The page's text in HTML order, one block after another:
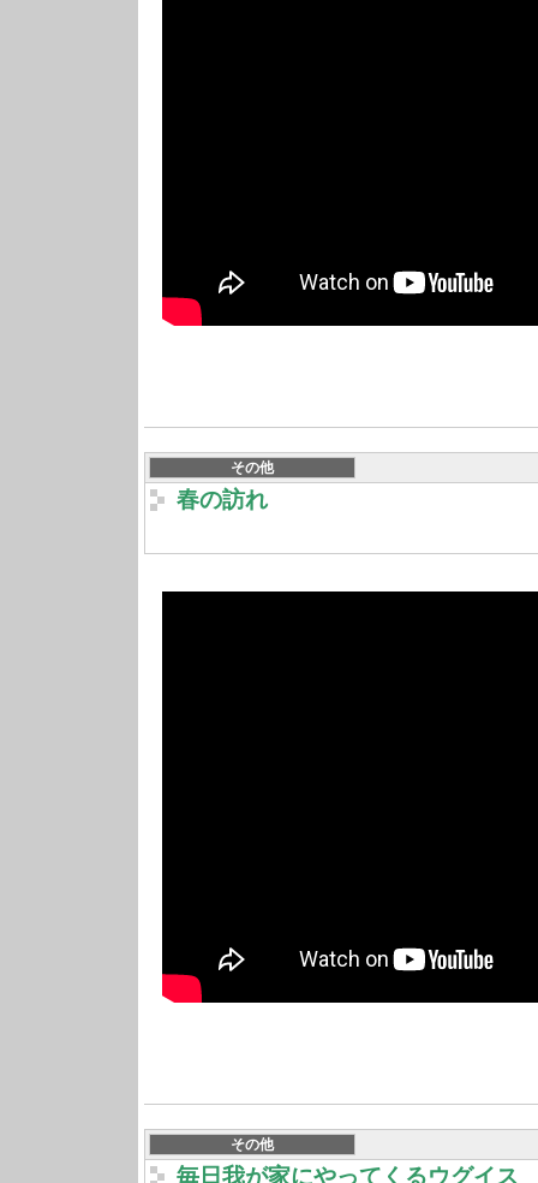
その他
春の訪れ
その他
毎日我が家にやってくるウグイス